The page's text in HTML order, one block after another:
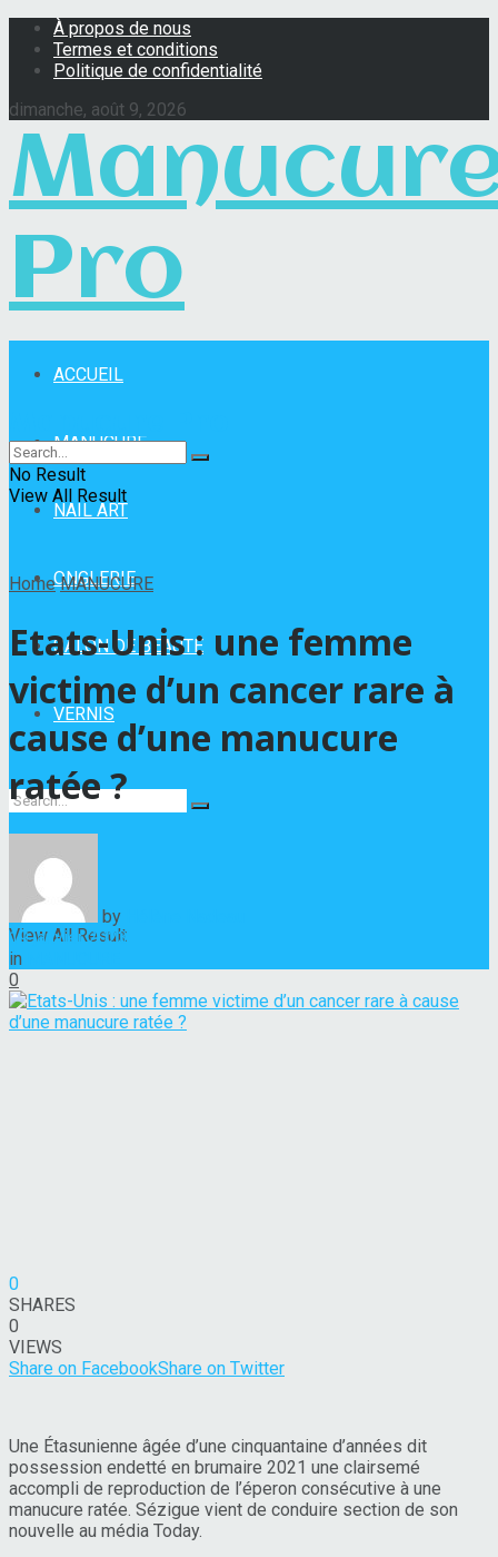
À propos de nous
Termes et conditions
Politique de confidentialité
dimanche, août 9, 2026
Pro
ACCUEIL
MANUCURE
NAIL ART
ONGLERIE
SALON DE BEAUTÉ
VERNIS
No Result
View All Result
No Result
View All Result
Home MANUCURE
Etats-Unis : une femme
victime d’un cancer rare à
cause d’une manucure
ratée ?
by
19 janvier 2023
in
0
0
SHARES
0
VIEWS
Share on FacebookShare on Twitter
Une Étasunienne âgée d’une cinquantaine d’années dit
possession endetté en brumaire 2021 une clairsemé
accompli de reproduction de l’éperon consécutive à une
manucure ratée. Sézigue vient de conduire section de son
nouvelle au média Today.